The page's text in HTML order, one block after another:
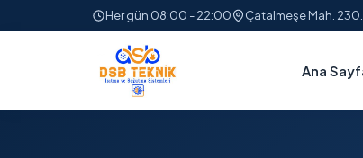
Her gün 08:00 - 22:00 Çatalmeşe Mah.
Ana